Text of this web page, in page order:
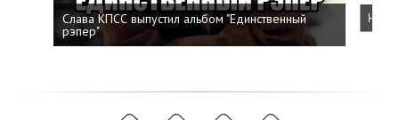
Слава КПСС выпустил альбом "Единственный
рэпер"